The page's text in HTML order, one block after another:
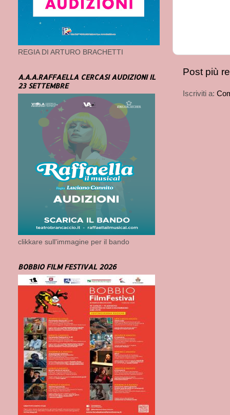
Post più
Iscriviti a:
REGIA DI ARTURO BRACHETTI
A.A.A.RAFFAELLA CERCASI AUDIZIONI IL
23 SETTEMBRE
clikkare sull'immagine per il bando
BOBBIO FILM FESTIVAL 2026